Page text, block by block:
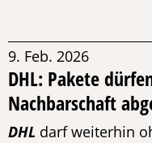
9. Feb. 2026
DHL: Pakete
Nachbarschaft
DHL darf weiterhin